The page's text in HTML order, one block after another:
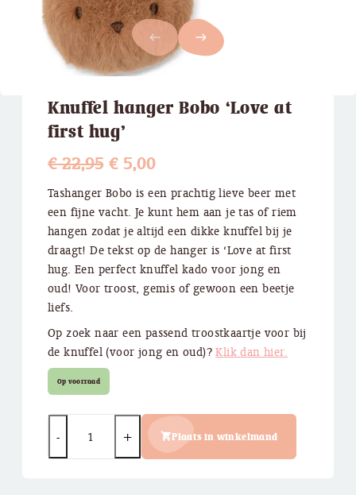
west east
Knuffel hanger Bobo ‘Love at
first hug’
€22,95 Oorspronkelijke
prijs
was:
€ 22,95.
€5,00Huidige
prijs
is:
€ 5,00.
Tashanger Bobo is een prachtig lieve beer met
een fijne vacht. Je kunt hem aan je tas of riem
hangen zodat je altijd een dikke knuffel bij je
draagt! De tekst op de hanger is ‘Love at first
hug. Een perfect knuffel kado voor jong en
oud! Voor troost, gemis of gewoon een beetje
liefs.
Op zoek naar een passend troostkaartje voor bij
de knuffel (voor jong en oud)?Klik dan hier.
Op voorraad
Plaats in winkelmand